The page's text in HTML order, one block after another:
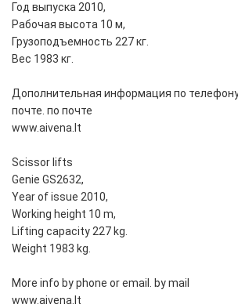
Год выпуска 2010,
Рабочая высота 10 м,
Грузоподъемность 227 кг.
Вес 1983 кг.
Дополнительная информация по
почте. по почте
www.aivena.lt
Scissor lifts
Genie GS2632,
Year of issue 2010,
Working height 10 m,
Lifting capacity 227 kg.
Weight 1983 kg.
More info by phone or email. by mail
www.aivena.lt